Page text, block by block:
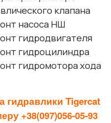
клапана
насоса НШ
гидродвигателя
гидроцилиндра
гидромотора хода
гидравлики Tigercat
+38(097)056-05-93